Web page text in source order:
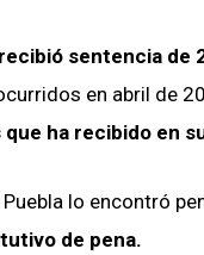
sentencia de
en abril de
ha recibido en
lo encontró
de pena.